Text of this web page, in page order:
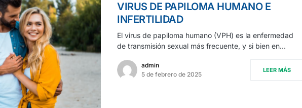
VIRUS DE PAPILOMA HUMANO E
INFERTILIDAD
El virus de papiloma humano (VPH) es la enfermedad
de transmisión sexual más frecuente, y si bien en…
admin
5 de febrero de 2025
LEER MÁS